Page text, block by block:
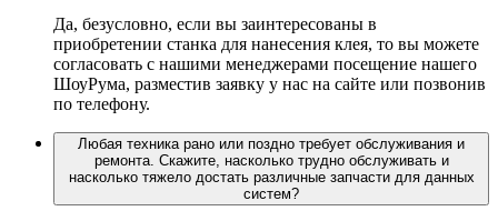
Да, безусловно, если вы заинтересованы в
приобретении станка для нанесения клея, то вы можете
согласовать с нашими менеджерами посещение нашего
ШоуРума, разместив заявку у нас на сайте или позвонив
по телефону.
Любая техника рано или поздно требует обслуживания и
ремонта. Скажите, насколько трудно обслуживать и
насколько тяжело достать различные запчасти для данных
систем?